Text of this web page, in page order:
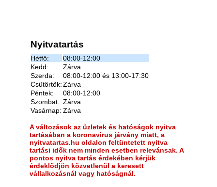
Nyitvatartás
Hétfő:
08:00-12:00
Kedd:
Zárva
Szerda:
08:00-12:00 és 13:00-17:30
Csütörtök:Zárva
Péntek:
08:00-12:00
Szombat: Zárva
Vasárnap: Zárva
A változások az üzletek és hatóságok nyitva
tartásában a koronavirus járvány miatt, a
nyitvatartas.hu oldalon feltüntetett nyitva
tartási idők nem minden esetben relevánsak. A
pontos nyitva tartás érdekében kérjük
érdeklődjön közvetlenül a keresett
vállalkozásnál vagy hatóságnál.